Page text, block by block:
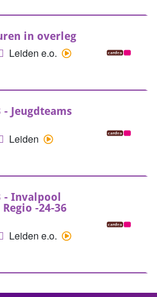
in overleg
Leiden e.o.
Jeugdteams
Leiden
- Invalpool
-24-36
Leiden e.o.